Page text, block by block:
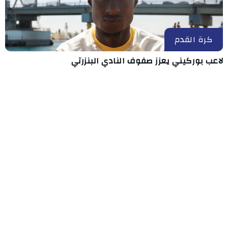
كرة القدم
لاعب بوركيني يعزز صفوف النادي البنزرتي